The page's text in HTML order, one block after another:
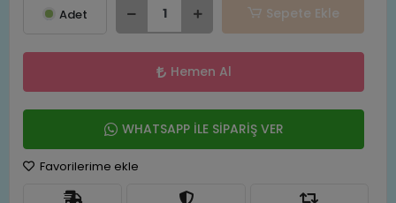
Adet Sepete Ekle
Hemen Al
WHATSAPP İLE SİPARİŞ VER
Favorilerime ekle